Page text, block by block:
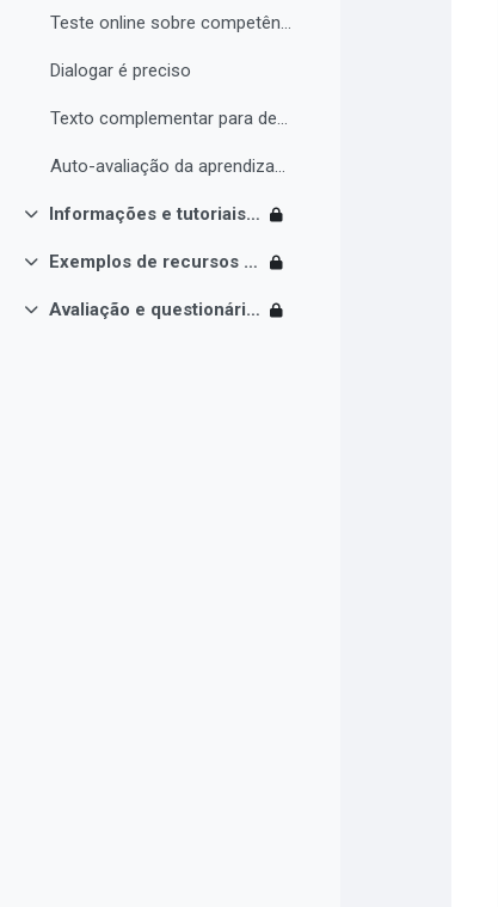
Teste online sobre competências digitais
Dialogar é preciso
Texto complementar para debate sobre MOOC
Auto-avaliação da aprendizagem
Contrair
Informações e tutoriais Moodle
Contrair
Exemplos de recursos e atividades
Contrair
Avaliação e questionário final